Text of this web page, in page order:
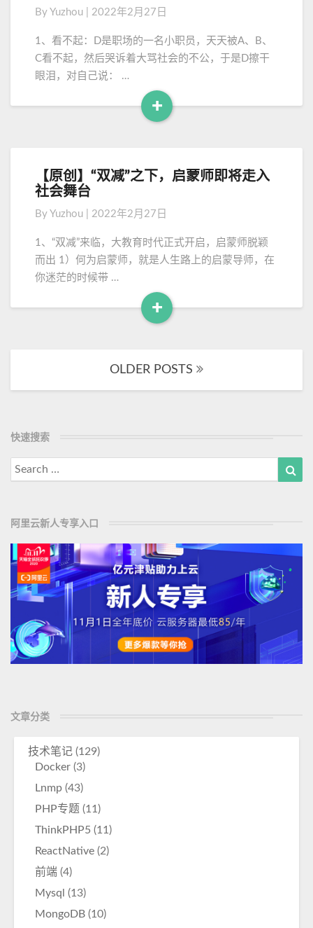
r
据
库
表
M
r
e
原
创
】
人
百
恼
By Yuzhou 2022年2月27日
1、看不起：D是职场的一名小职员，天天被A、B、
C看不起，然后哭诉着大骂社会的不公，于是D擦干
眼泪，对自己说： …
+
R
d
o
e
原
创
】
“
双
”
即
入
会
【原创】“双减”之下，启蒙师即将走入
社会舞台
By Yuzhou 2022年2月27日
1、“双减”来临，大教育时代正式开启，启蒙师脱颖
而出 1）何为启蒙师，就是人生路上的启蒙导师，在
你迷茫的时候带 …
+
R
a
d
M
navigation
OLDER POSTS
快速搜索
Search
for:
阿里云新人专享入口
文章分类
技术笔记 (129)
Docker (3)
Lnmp (43)
PHP专题 (11)
ThinkPHP5 (11)
ReactNative (2)
前端 (4)
Mysql (13)
MongoDB (10)